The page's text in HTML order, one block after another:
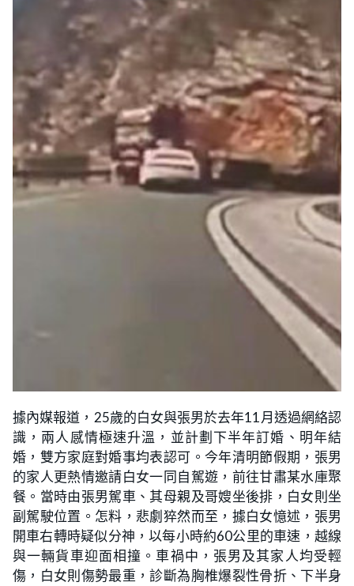
據內媒報道，25歲的白女與張男於去年11月透過網絡認
識，兩人感情極速升溫，並計劃下半年訂婚、明年結
婚，雙方家庭對婚事均表認可。今年清明節假期，張男
的家人更熱情邀請白女一同自駕遊，前往甘肅某水庫聚
餐。當時由張男駕車、其母親及哥嫂坐後排，白女則坐
副駕駛位置。怎料，悲劇猝然而至，據白女憶述，張男
開車右轉時疑似分神，以每小時約60公里的車速，越線
與一輛貨車迎面相撞。車禍中，張男及其家人均受輕
傷，白女則傷勢最重，診斷為胸椎爆裂性骨折、下半身